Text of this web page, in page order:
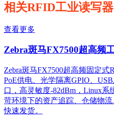
相关RFID工业读写
查看更多
Zebra斑马FX7500超高频
Zebra斑马FX7500超高频固定
PoE供电、光学隔离GPIO、
口，高灵敏度-82dBm，Linux
苛环境下的资产追踪、仓储物
快速发货。